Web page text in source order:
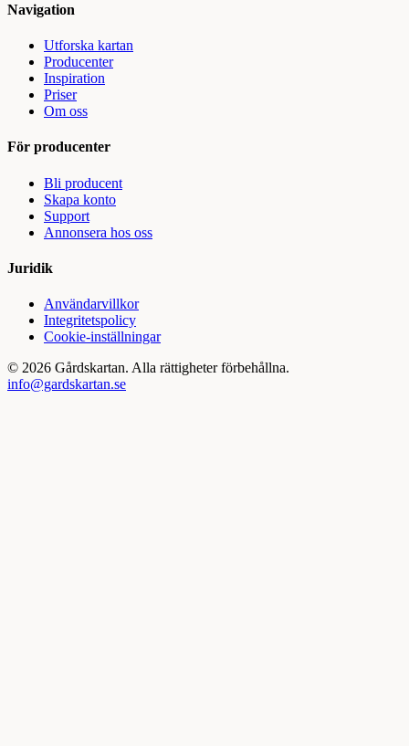
Navigation
Utforska kartan
Producenter
Inspiration
Priser
Om oss
För producenter
Bli producent
Skapa konto
Support
Annonsera hos oss
Juridik
Användarvillkor
Integritetspolicy
Cookie-inställningar
© 2026 Gårdskartan. Alla rättigheter förbehållna.
info@gardskartan.se